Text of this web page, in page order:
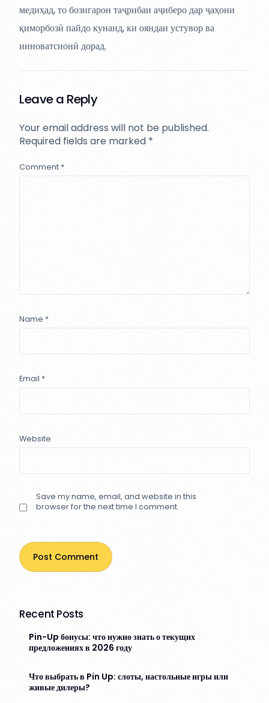
медиҳад, то бозигарон таҷрибаи аҷиберо дар ҷаҳони
қиморбозӣ пайдо кунанд, ки ояндаи устувор ва
инноватсионӣ дорад.
Leave a Reply
Your email address will not be published.
Required fields are marked *
Comment *
Name *
Email *
Website
Save my name, email, and website in this
browser for the next time I comment.
Recent Posts
Pin-Up бонусы: что нужно знать о текущих
предложениях в 2026 году
Что выбрать в Pin Up: слоты, настольные игры или
живые дилеры?